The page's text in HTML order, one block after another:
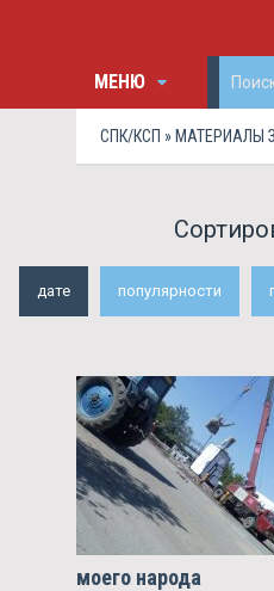
МЕНЮ
СПК/КСП » МАТЕРИАЛЫ
дате популярности
моего народа